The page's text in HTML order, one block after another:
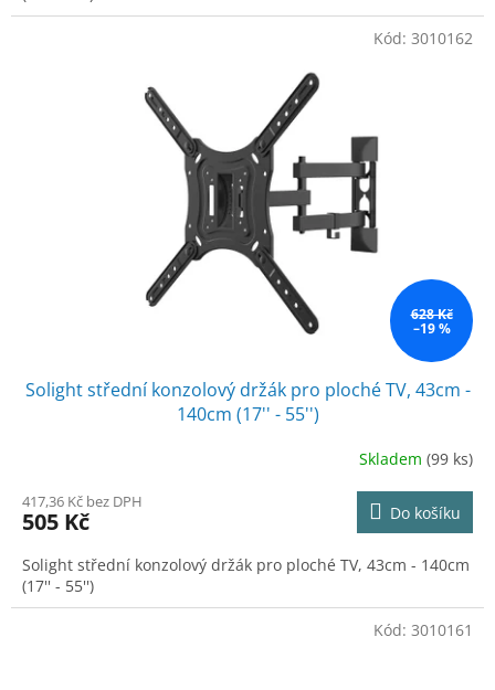
628 Kč
–19 %
Solight střední konzolový držák pro ploché TV, 43cm -
140cm (17'' - 55'')
Skladem (99 ks)
417,36 Kč bez DPH
505 Kč Do košíku
Solight střední konzolový držák pro ploché TV, 43cm - 140cm
(17'' - 55'')
Kód: 3010162
Kód: 3010161